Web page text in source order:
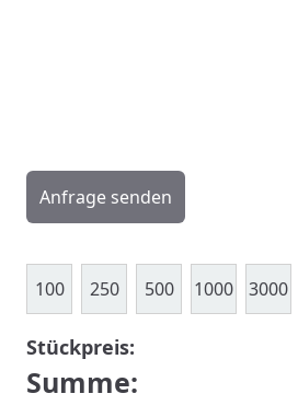
Anfrage senden
100 250 500 1000 3000
Stückpreis:
Summe: